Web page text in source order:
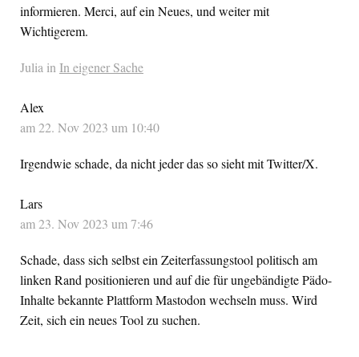
informieren. Merci, auf ein Neues, und weiter mit
Wichtigerem.
Julia in In eigener Sache
Alex
am 22. Nov 2023 um 10:40
Irgendwie schade, da nicht jeder das so sieht mit Twitter/X.
Lars
am 23. Nov 2023 um 7:46
Schade, dass sich selbst ein Zeiterfassungstool politisch am
linken Rand positionieren und auf die für ungebändigte Pädo-
Inhalte bekannte Plattform Mastodon wechseln muss. Wird
Zeit, sich ein neues Tool zu suchen.